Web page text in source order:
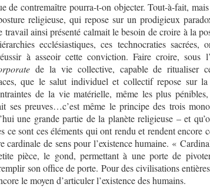
de contremaître pourra-t-on objecter. Tout-à-fait,
religieuse, qui repose sur un prodigieux
travail ainsi présenté calmait le besoin de croire à la
ecclésiastiques, ces technocraties sacrées,
à asseoir cette conviction. Faire croire, sous
de la vie collective, capable de ritualiser
que le salut individuel et collectif repose sur
de la vie matérielle, même les plus
ses preuves…c’est même le principe des trois
une grande partie de la planète religieuse – et
ce sont ces éléments qui ont rendu et rendent encore
cardinale de sens pour l’existence humaine. «
pièce, le gond, permettant à une porte de
son office de porte. Pour des civilisations
le moyen d’articuler l’existence des humains.